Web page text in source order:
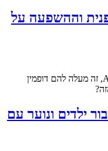
וההשפעה על
"אה, ברור שספורט עוזר לילדים עם ADHD, זה מעלה להם דופמין
ילדים ונוער עם